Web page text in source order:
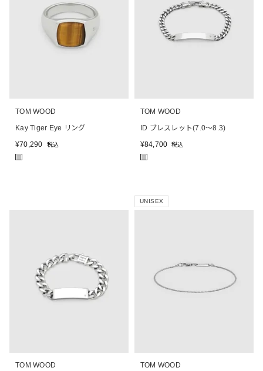
TOM WOOD
Kay Tiger Eye リング
¥70,290 税込
■
TOM WOOD
ID ブレスレット(7.0～8.3)
¥84,700 税込
■
TOM WOOD
UNISEX
TOM WOOD